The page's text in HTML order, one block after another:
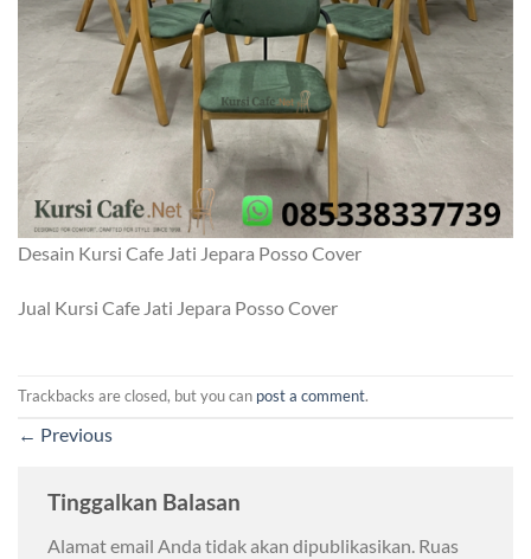
Desain Kursi Cafe Jati Jepara Posso Cover
Jual Kursi Cafe Jati Jepara Posso Cover
Trackbacks are closed, but you can post a comment.
← Previous
Tinggalkan Balasan
Alamat email Anda tidak akan dipublikasikan. Ruas